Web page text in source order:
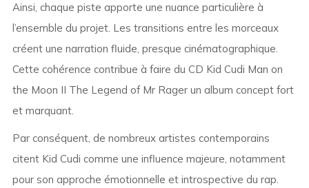
Ainsi, chaque piste apporte une nuance particulière à
l’ensemble du projet. Les transitions entre les morceaux
créent une narration fluide, presque cinématographique.
Cette cohérence contribue à faire du CD Kid Cudi Man on
the Moon II The Legend of Mr Rager un album concept fort
et marquant.
Par conséquent, de nombreux artistes contemporains
citent Kid Cudi comme une influence majeure, notamment
pour son approche émotionnelle et introspective du rap.